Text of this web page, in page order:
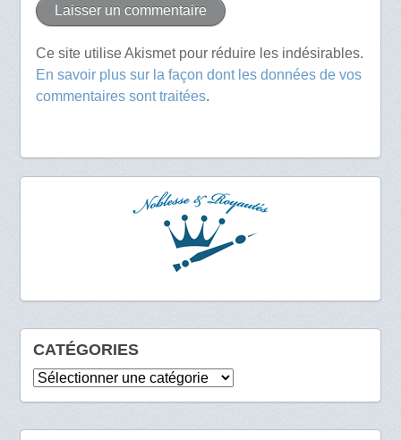
Ce site utilise Akismet pour réduire les indésirables.
En savoir plus sur la façon dont les données de vos
commentaires sont traitées.
CATÉGORIES
Catégories